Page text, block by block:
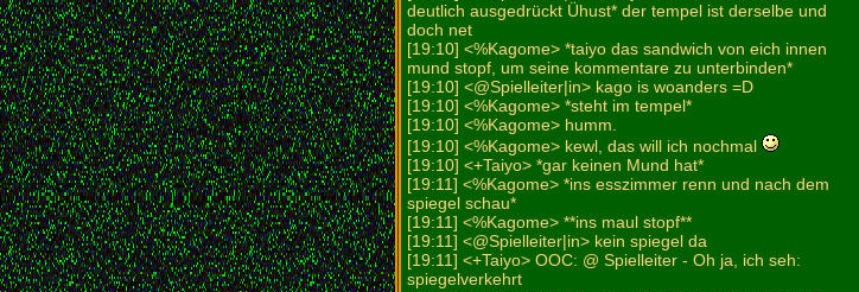
deutlich ausgedrückt Ühust* der tempel ist derselbe und
doch net
[19:10] <%Kagome> *taiyo das sandwich von eich innen
mund stopf, um seine kommentare zu unterbinden*
[19:10] <@Spielleiter|in> kago is woanders =D
[19:10] <%Kagome> *steht im tempel*
[19:10] <%Kagome> humm.
[19:10] <%Kagome> kewl, das will ich nochmal
[19:10] <+Taiyo> *gar keinen Mund hat*
[19:11] <%Kagome> *ins esszimmer renn und nach dem
spiegel schau*
[19:11] <%Kagome> **ins maul stopf**
[19:11] <@Spielleiter|in> kein spiegel da
[19:11] <+Taiyo> OOC: @ Spielleiter - Oh ja, ich seh:
spiegelverkehrt